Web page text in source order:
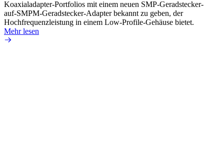
Koaxialadapter-Portfolios mit einem neuen SMP-Geradstecker-
auf-SMPM-Geradstecker-Adapter bekannt zu geben, der
Hochfrequenzleistung in einem Low-Profile-Gehäuse bietet.
Mehr lesen